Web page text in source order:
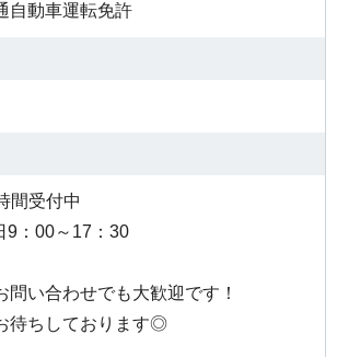
自動車運転免許
間受付中
9：00～17：30
い合わせでも大歓迎です！
待ちしております◎